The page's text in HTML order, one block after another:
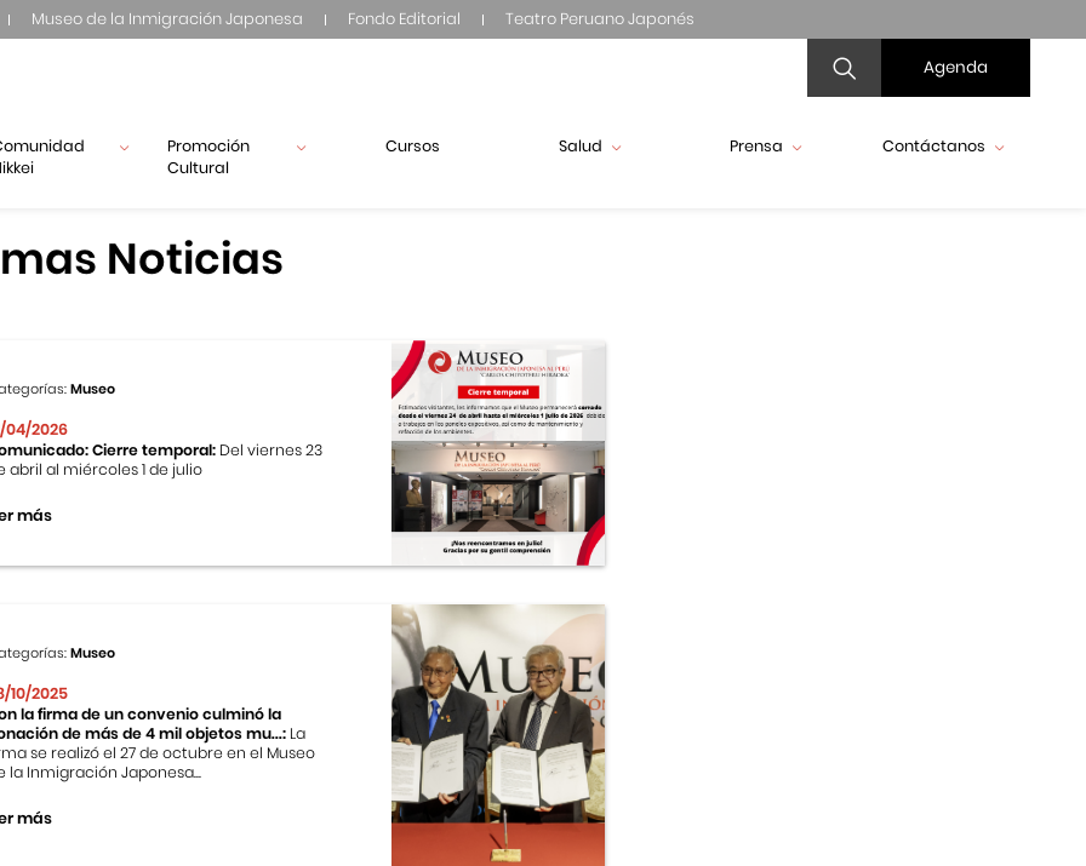
Museo de la Inmigración Japonesa Fondo Editorial Teatro Peruano Japonés
Agenda
Promoción
Cultural
Cursos Salud Prensa Contáctanos
Noticias
Museo
04/2026
Cierre temporal: Del viernes 23
abril al miércoles 1 de julio
más
Museo
10/2025
la firma de un convenio culminó la
de más de 4 mil objetos mu...: La
se realizó el 27 de octubre en el Museo
la Inmigración Japonesa...
más